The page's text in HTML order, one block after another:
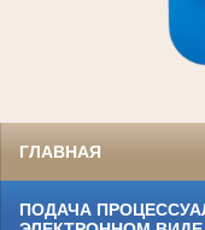
ГЛАВНАЯ
ПОДАЧА